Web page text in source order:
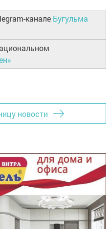
канале Бугульма
новости